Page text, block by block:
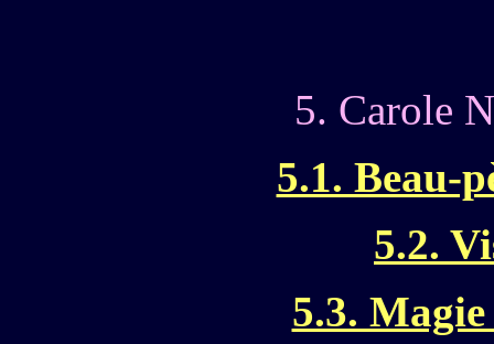
5. Carole
5.1. Beau-
5.2.
5.3.